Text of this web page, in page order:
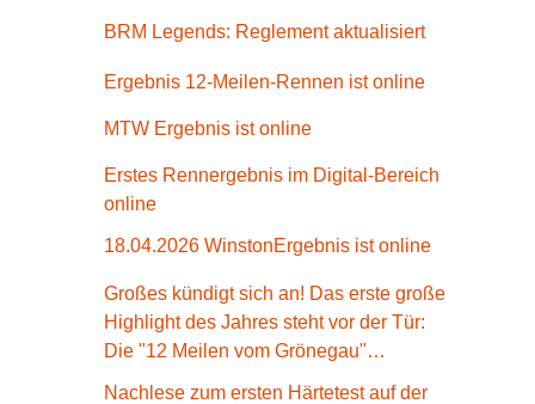
BRM Legends: Reglement aktualisiert
Ergebnis 12-Meilen-Rennen ist online
MTW Ergebnis ist online
Erstes Rennergebnis im Digital-Bereich
online
18.04.2026 WinstonErgebnis ist online
Großes kündigt sich an! Das erste große
Highlight des Jahres steht vor der Tür:
Die "12 Meilen vom Grönegau"
Nachlese zum ersten Härtetest auf der